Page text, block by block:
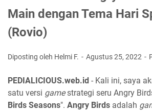
Main dengan Tema Hari
(Rovio)
Diposting oleh Helmi F. Agustus 25, 2022
PEDIALICIOUS.web.id - Kali ini, saya
satu versi gamestrategi seru Angry
Birds Seasons". Angry Birds adalah